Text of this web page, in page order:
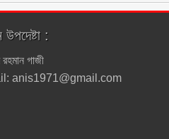
উপদেষ্টা :
গাজী
anis1971@gmail.com